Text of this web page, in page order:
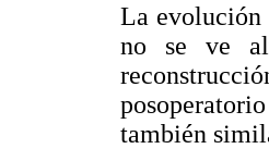
La evolución
no se ve
también